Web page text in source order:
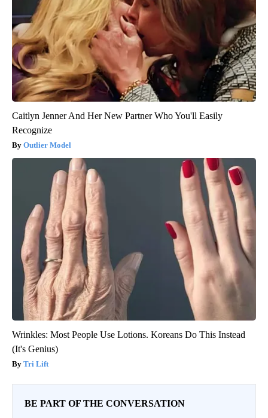
Caitlyn Jenner And Her New Partner Who You'll Easily
Recognize
Outlier Model
Wrinkles: Most People Use Lotions. Koreans Do This Instead
(It's Genius)
Tri Lift
BE PART OF THE CONVERSATION